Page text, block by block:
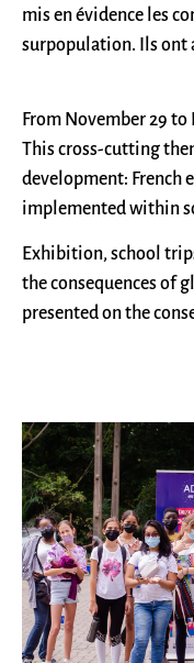
mis en évidence les
surpopulation. Ils ont
From November 29
This cross-cutting
development: French
implemented within
Exhibition, school
the consequences of
presented on the